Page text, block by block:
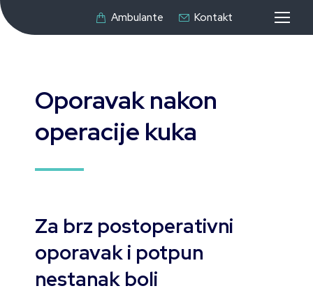
Ambulante Kontakt
Oporavak nakon
operacije kuka
Za brz postoperativni
oporavak i potpun
nestanak boli